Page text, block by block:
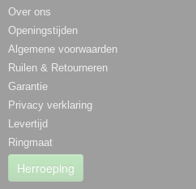
Over ons
Openingstijden
Algemene voorwaarden
Ruilen & Retourneren
Garantie
Privacy verklaring
Levertijd
Ringmaat
Herroeping